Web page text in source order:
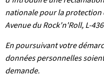
nationale pour la protection
Avenue du Rock'n'Roll, L-
En poursuivant votre
données personnelles
demande.